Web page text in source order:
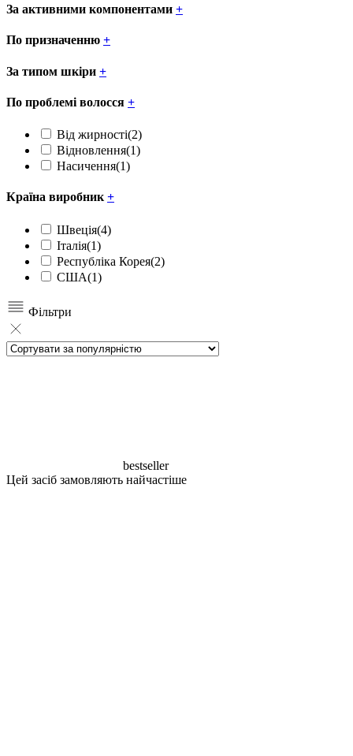
За активними компонентами +
По призначенню +
За типом шкіри +
По проблемі волосся +
Від жирності(2)
Відновлення(1)
Насичення(1)
Країна виробник+
Швеція(4)
Італія(1)
Республіка Корея(2)
США(1)
Фільтри
bestseller
Цей засіб замовляють найчастіше